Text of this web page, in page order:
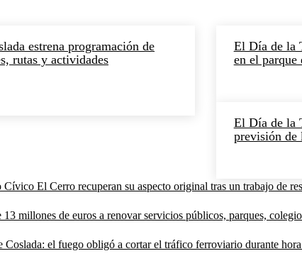
estrena programación de
rutas y actividades
El Día de la
en el parque
El Día de la
previsión de
Cívico El Cerro recuperan su aspecto original tras un trabajo de
13 millones de euros a renovar servicios públicos, parques,
el fuego obligó a cortar el tráfico ferroviario durante